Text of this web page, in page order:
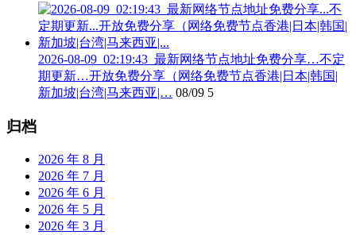
2026-08-09_02:19:43_最新网络节点地址免费分享…不定
期更新…开放免费分享（网络免费节点香港|日本|韩国|
新加坡|台湾|马来西亚|… 08/09 5
归档
2026 年 8 月
2026 年 7 月
2026 年 6 月
2026 年 5 月
2026 年 3 月